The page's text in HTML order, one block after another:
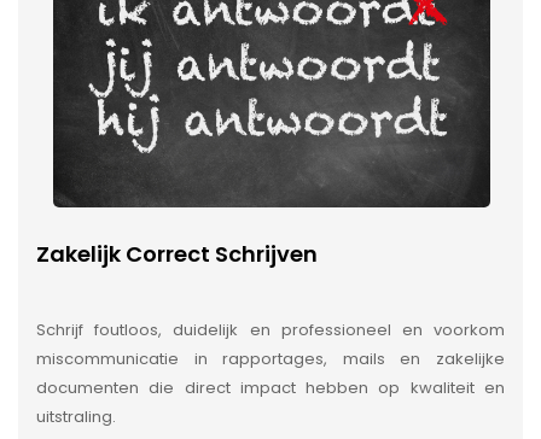
Zakelijk Correct Schrijven
Schrijf foutloos, duidelijk en professioneel en voorkom
miscommunicatie in rapportages, mails en zakelijke
documenten die direct impact hebben op kwaliteit en
uitstraling.